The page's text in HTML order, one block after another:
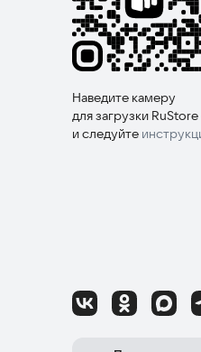
Наведите камеру
для загрузки RuStore
и следуйте